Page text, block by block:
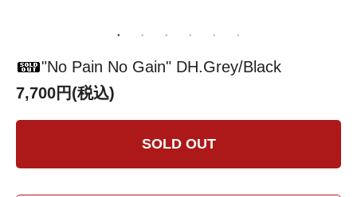
"No Pain No Gain" DH.Grey/Black
7,700円(税込)
SOLD OUT